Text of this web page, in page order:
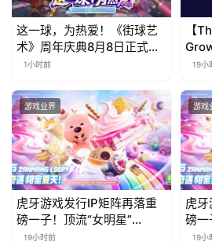
这一球，为热爱！《街球艺
术》周年庆典8月8日正式上
线，多重福利与全新内容同
1小时前
【
会
19小
游戏业界
虎牙游戏发行IP矩阵再落重
磅一子！顶流“女明星”
ZANMANG LOOPY 正版3D
19小时前
游戏
虎
磅一
19小